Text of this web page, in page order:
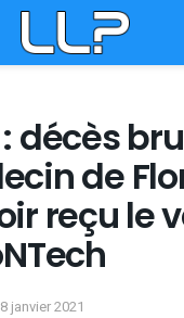
décès
de
reçu le
8 janvier 2021